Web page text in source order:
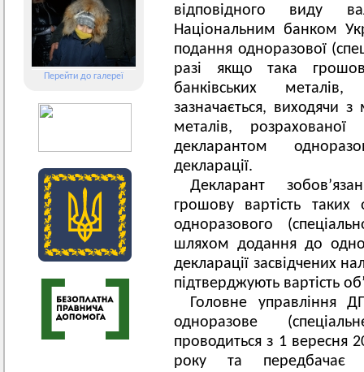
Перейти до галереї
відповідного виду
Національним банком
подання одноразової
разі якщо така
банківських металів,
зазначається, виходячи з
металів,
декларантом
декларації.
Декларант
грошову вартість таких
одноразового
шляхом додання до
декларації засвідчених
підтверджують вартість
Головне управління
одноразове
проводиться з 1
року та передбачає